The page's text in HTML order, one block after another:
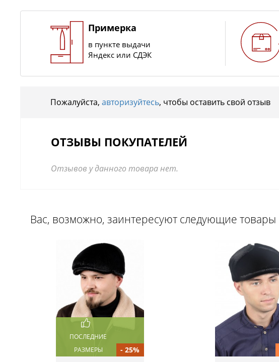
Примерка
в пункте выдачи
Яндекс или СДЭК
Пожалуйста, авторизуйтесь, чтобы оставить свой отзыв
ОТЗЫВЫ ПОКУПАТЕЛЕЙ
Отзывов у данного товара нет.
Вас, возможно, заинтересуют следующие товары
ПОСЛЕДНИЕ
РАЗМЕРЫ
- 25%